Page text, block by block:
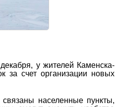
у жителей Каменска-
за счет организации новых
населенные пункты,